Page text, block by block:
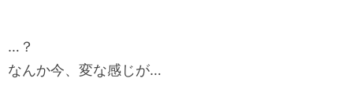
…？
なんか今、変な感じが…